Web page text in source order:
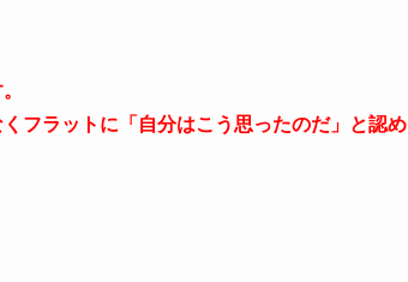
フラットに「自分はこう思ったのだ」と認め